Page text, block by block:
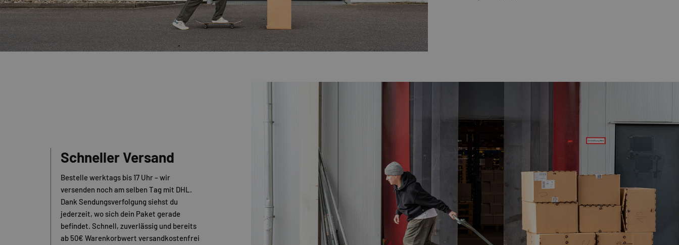
Schneller Versand
Bestelle werktags bis 17 Uhr – wir
versenden noch am selben Tag mit DHL.
Dank Sendungsverfolgung siehst du
jederzeit, wo sich dein Paket gerade
befindet. Schnell, zuverlässig und bereits
ab 50€ Warenkorbwert versandkostenfrei